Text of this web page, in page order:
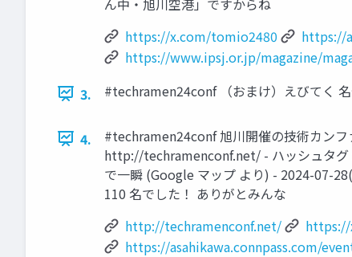
ん中・旭川空港」ですからね
https://x.com/tomio2480
https://
https://www.ipsj.or.jp/magazine/
3.
#techramen24conf （おまけ）えびてく
4.
#techramen24conf 旭川開催の技術カン
http://techramenconf.net/ - ハッシュタグ
で一瞬 (Google マップ より) - 2024-07-
110 名でした！ ありがとみんな
http://techramenconf.net/
https://
https://asahikawa.connpass.com/